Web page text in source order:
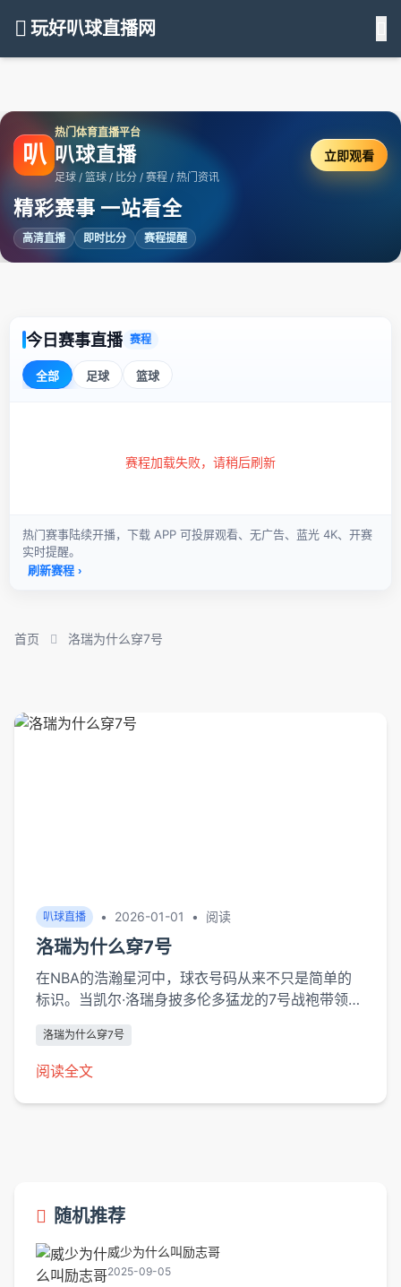
玩好叭球直播网
叭
热门体育直播平台
叭球直播
足球 / 篮球 / 比分 / 赛程 / 热门资讯
精彩赛事 一站看全
高清直播 即时比分 赛程提醒
立即观看
首页 洛瑞为什么穿7号
叭球直播 • 2026-01-01 • 阅读
洛瑞为什么穿7号
在NBA的浩瀚星河中，球衣号码从来不只是简单的
标识。当凯尔·洛瑞身披多伦多猛龙的7号战袍带领球
的图腾。从费城76人的替补控卫到北境之王，7号不
仅见证了这位六届全明星的进化历程，更承载着家族
洛瑞为什么穿7号
阅读全文
随机推荐
威少为什么叫励志哥
2025-09-05